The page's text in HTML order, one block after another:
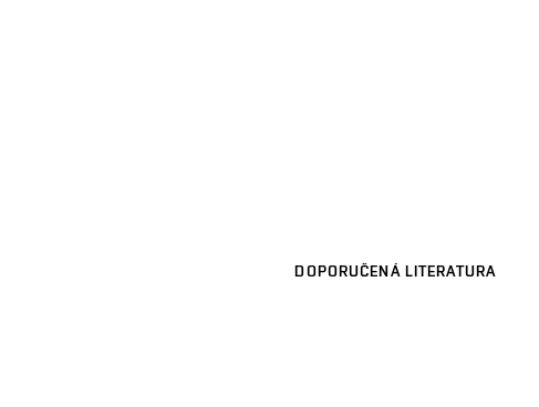
DOPORUČENÁ LITERATURA